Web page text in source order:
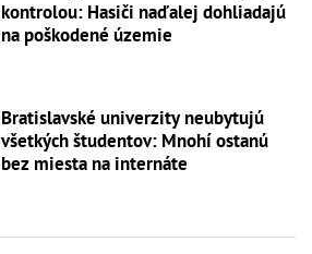
kontrolou: Hasiči naďalej dohliadajú
na poškodené územie
Bratislavské univerzity neubytujú
všetkých študentov: Mnohí ostanú
bez miesta na internáte